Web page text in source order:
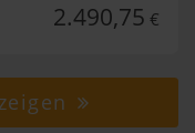
2.490,75 €